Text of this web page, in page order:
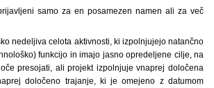
samo za en posamezen namen ali za več
nedeljiva celota aktivnosti, ki izpolnjujejo natančno
funkcijo in imajo jasno opredeljene cilje, na
presojati, ali projekt izpolnjuje vnaprej določena
določeno trajanje, ki je omejeno z datumom